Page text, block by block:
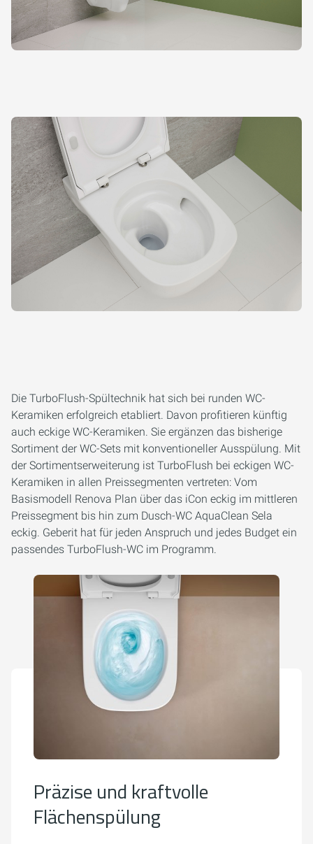
Die TurboFlush-Spültechnik hat sich bei runden WC-
Keramiken erfolgreich etabliert. Davon profitieren künftig
auch eckige WC-Keramiken. Sie ergänzen das bisherige
Sortiment der WC-Sets mit konventioneller Ausspülung. Mit
der Sortimentserweiterung ist TurboFlush bei eckigen WC-
Keramiken in allen Preissegmenten vertreten: Vom
Basismodell Renova Plan über das iCon eckig im mittleren
Preissegment bis hin zum Dusch-WC AquaClean Sela
eckig. Geberit hat für jeden Anspruch und jedes Budget ein
passendes TurboFlush-WC im Programm.
Präzise und kraftvolle
Flächenspülung